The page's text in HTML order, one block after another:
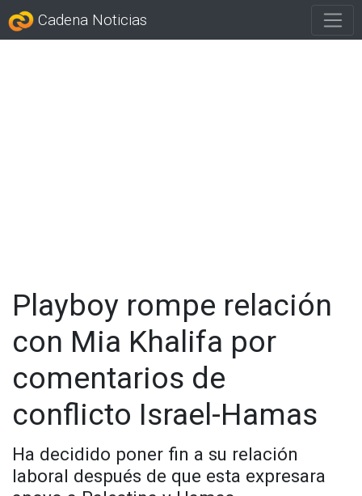
Cadena Noticias
Playboy rompe relación
con Mia Khalifa por
comentarios de
conflicto Israel-Hamas
Ha decidido poner fin a su relación
laboral después de que esta expresara